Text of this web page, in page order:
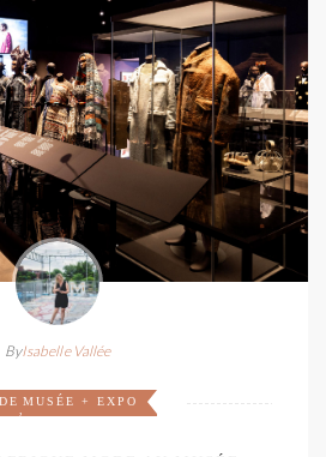
ByIsabelle Vallée
,
MUSÉE + EXPO